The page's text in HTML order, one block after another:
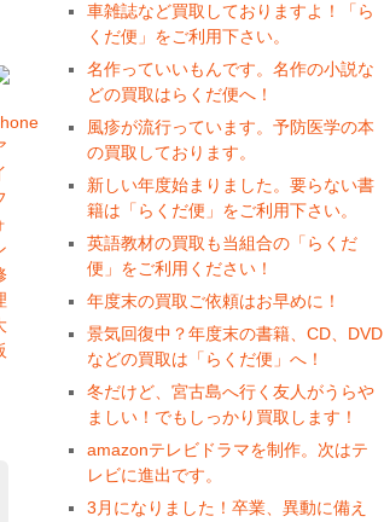
車雑誌など買取しておりますよ！「ら
くだ便」をご利用下さい。
名作っていいもんです。名作の小説な
どの買取はらくだ便へ！
風疹が流行っています。予防医学の本
の買取しております。
新しい年度始まりました。要らない書
籍は「らくだ便」をご利用下さい。
英語教材の買取も当組合の「らくだ
便」をご利用ください！
年度末の買取ご依頼はお早めに！
景気回復中？年度末の書籍、CD、DVD
などの買取は「らくだ便」へ！
冬だけど、宮古島へ行く友人がうらや
ましい！でもしっかり買取します！
amazonテレビドラマを制作。次はテ
レビに進出です。
3月になりました！卒業、異動に備え